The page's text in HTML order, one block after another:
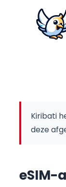
Kiribati
deze
eSIM-